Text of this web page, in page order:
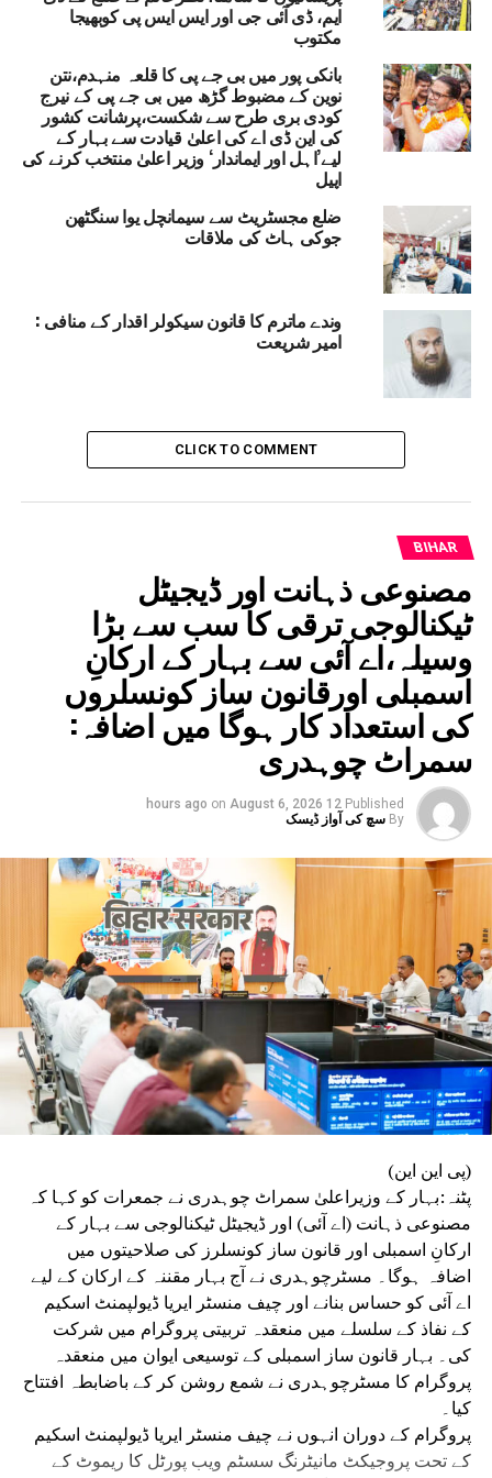
زیادہ سے زیادہ لگائے جائیںدرخت : روزی کماری
ترقیاتی کاموں کو تیز کرنا حکومت کی اولین ترجیح
ایم، ڈی آئی جی اور ایس ایس پی کوبھیجا
مکتوب
بانکی پور میں بی جے پی کا قلعہ منہدم،نتن
نوین کے مضبوط گڑھ میں بی جے پی کے نیرج
کودی بری طرح سے شکست،پرشانت کشور
کی این ڈی اے کی اعلیٰ قیادت سے بہار کے
لیے’اہل اور ایماندار‘ وزیر اعلیٰ منتخب کرنے کی
اپیل
ضلع مجسٹریٹ سے سیمانچل یوا سنگٹھن
جوکی ہاٹ کی ملاقات
وندے ماترم کا قانون سیکولر اقدار کے منافی :
امیر شریعت
CLICK TO COMMENT
BIHAR
مصنوعی ذہانت اور ڈیجیٹل
ٹیکنالوجی ترقی کا سب سے بڑا
وسیلہ،اے آئی سے بہار کے ارکانِ
اسمبلی اورقانون ساز کونسلروں
کی استعداد کار ہوگا میں اضافہ:
سمراٹ چوہدری
Published
12 hours ago
on August 6, 2026
By سچ کی آواز ڈیسک
(پی این این)
پٹنہ:بہار کے وزیراعلیٰ سمراٹ چوہدری نے جمعرات کو کہا کہ
مصنوعی ذہانت (اے آئی) اور ڈیجیٹل ٹیکنالوجی سے بہار کے
ارکانِ اسمبلی اور قانون ساز کونسلرز کی صلاحیتوں میں
اضافہ ہوگا۔ مسٹرچوہدری نے آج بہار مقننہ کے ارکان کے لیے
اے آئی کو حساس بنانے اور چیف منسٹر ایریا ڈیولپمنٹ اسکیم
کے نفاذ کے سلسلے میں منعقدہ تربیتی پروگرام میں شرکت
کی۔ بہار قانون ساز اسمبلی کے توسیعی ایوان میں منعقدہ
پروگرام کا مسٹرچوہدری نے شمع روشن کر کے باضابطہ افتتاح
کیا۔
پروگرام کے دوران انہوں نے چیف منسٹر ایریا ڈیولپمنٹ اسکیم
کے تحت پروجیکٹ مانیٹرنگ سسٹم ویب پورٹل کا ریموٹ کے